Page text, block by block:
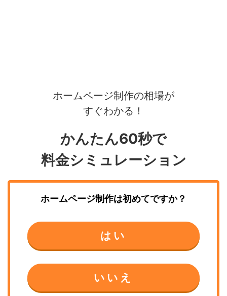
ホームページ制作の相場が
すぐわかる！
かんたん60秒で
料金シミュレーション
ホームページ制作は初めてですか？
はい
いいえ